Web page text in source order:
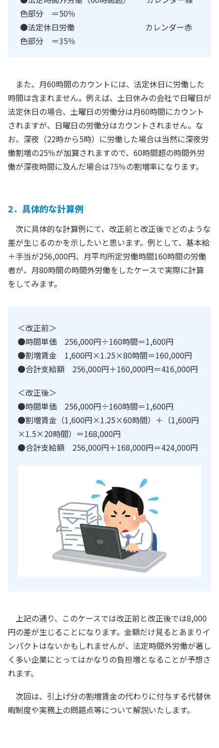
色部分 ＝50％
●法定休日労働 カレンダー赤
色部分 ＝35％
また、月60時間のカウントには、法定休日に労働した
時間は含まれません。例えば、土日休みの会社で日曜日が
法定休日の場合、土曜日の労働分は月60時間にカウント
されますが、日曜日の労働分はカウントされません。な
お、深夜（22時から5時）に労働した場合は当然に深夜労
働割増の25％が加算されますので、60時間超の時間外労
働が深夜時間に及んだ場合は75％の割増率になります。
2．具体的な計算例
次に具体的な計算例にて、改正前と改正後でどのような
差が生じるのかを示したいと思います。例として、基本給
＋手当が256,000円、月平均所定労働時間160時間の労働
者が、月80時間の時間外労働をしたケースで実際に計算
をしてみます。
＜改正前＞
●時間単価 256,000円÷160時間＝1,600円
●割増賃金 1,600円×1.25×80時間＝160,000円
●合計支給額 256,000円＋160,000円＝416,000円
＜改正後＞
●時間単価 256,000円÷160時間＝1,600円
●割増賃金（1,600円×1.25×60時間）＋（1,600円
×1.5×20時間）＝168,000円
●合計支給額 256,000円＋168,000円＝424,000円
上記の通り、このケースでは改正前と改正後では8,000
円の差が生じることになります。金額だけ見るとあまりイ
ンパクトはないかもしれませんが、法定時間外労働が著し
く多い企業にとってはかなりの負担増となることが予想さ
れます。
次回は、引上げ分の割増賃金の代わりに付与する代替休
暇制度や実務上の問題点等について解説いたします。